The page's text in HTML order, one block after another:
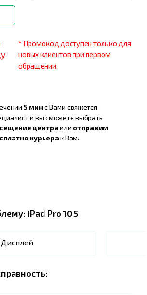
* Промокод доступен только для
новых клиентов при первом
обращении.
5 мин с Вами свяжется
и вы сможете выбрать:
центра или отправим
курьера к Вам.
iPad Pro 10,5
Дисплей